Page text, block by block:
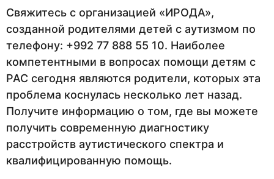
Свяжитесь с организацией «ИРОДА»,
созданной родителями детей с аутизмом по
телефону: +992 77 888 55 10. Наиболее
компетентными в вопросах помощи детям с
РАС сегодня являются родители, которых эта
проблема коснулась несколько лет назад.
Получите информацию о том, где вы можете
получить современную диагностику
расстройств аутистического спектра и
квалифицированную помощь.